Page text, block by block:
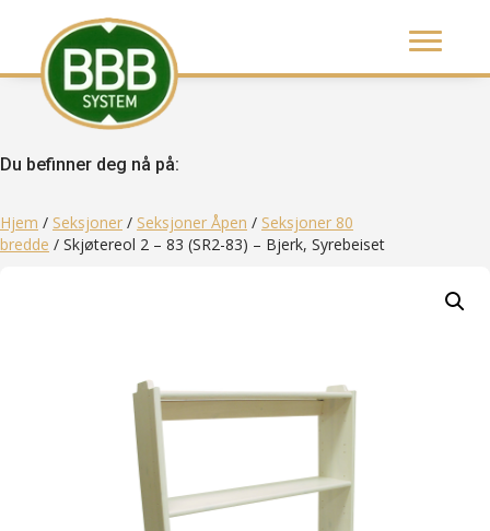
Du befinner deg nå på:
Hjem / Seksjoner / Seksjoner Åpen / Seksjoner 80
bredde / Skjøtereol 2 – 83 (SR2-83) – Bjerk, Syrebeiset